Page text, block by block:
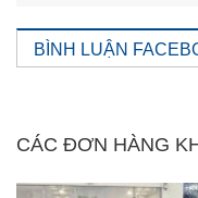
BÌNH LUẬN
CÁC ĐƠN HÀNG